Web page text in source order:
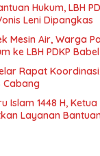
Hukum, LBH
Leni Dipangkas
Mesin Air, Warga
ke LBH PDKP Babel
Rapat
Cabang
H, Ketua LBH PDKP Babel
Layanan